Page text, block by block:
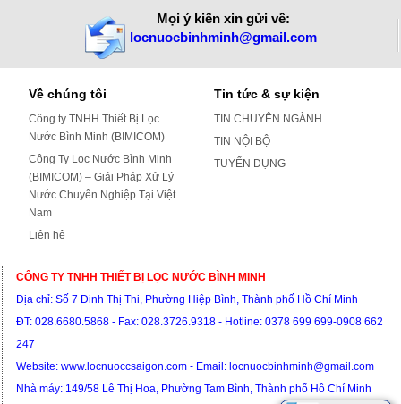
Mọi ý kiến xin gửi về:
locnuocbinhminh@gmail.com
Về chúng tôi
Công ty TNHH Thiết Bị Lọc
Nước Bình Minh (BIMICOM)
Công Ty Lọc Nước Bình Minh
(BIMICOM) – Giải Pháp Xử Lý
Nước Chuyên Nghiệp Tại Việt
Nam
Liên hệ
Tin tức & sự kiện
TIN CHUYÊN NGÀNH
TIN NỘI BỘ
TUYỂN DỤNG
CÔNG TY TNHH THIẾT BỊ LỌC NƯỚC BÌNH MINH
Địa chỉ: Số 7 Đinh Thị Thi, Phường Hiệp Bình, Thành phố Hồ Chí Minh
ĐT: 028.6680.5868 - Fax: 028.3726.9318 - Hotline: 0378 699 699-0908 662
247
Website: www.locnuoccsaigon.com - Email: locnuocbinhminh@gmail.com
Nhà máy: 149/58 Lê Thị Hoa, Phường Tam Bình, Thành phố Hồ Chí Minh